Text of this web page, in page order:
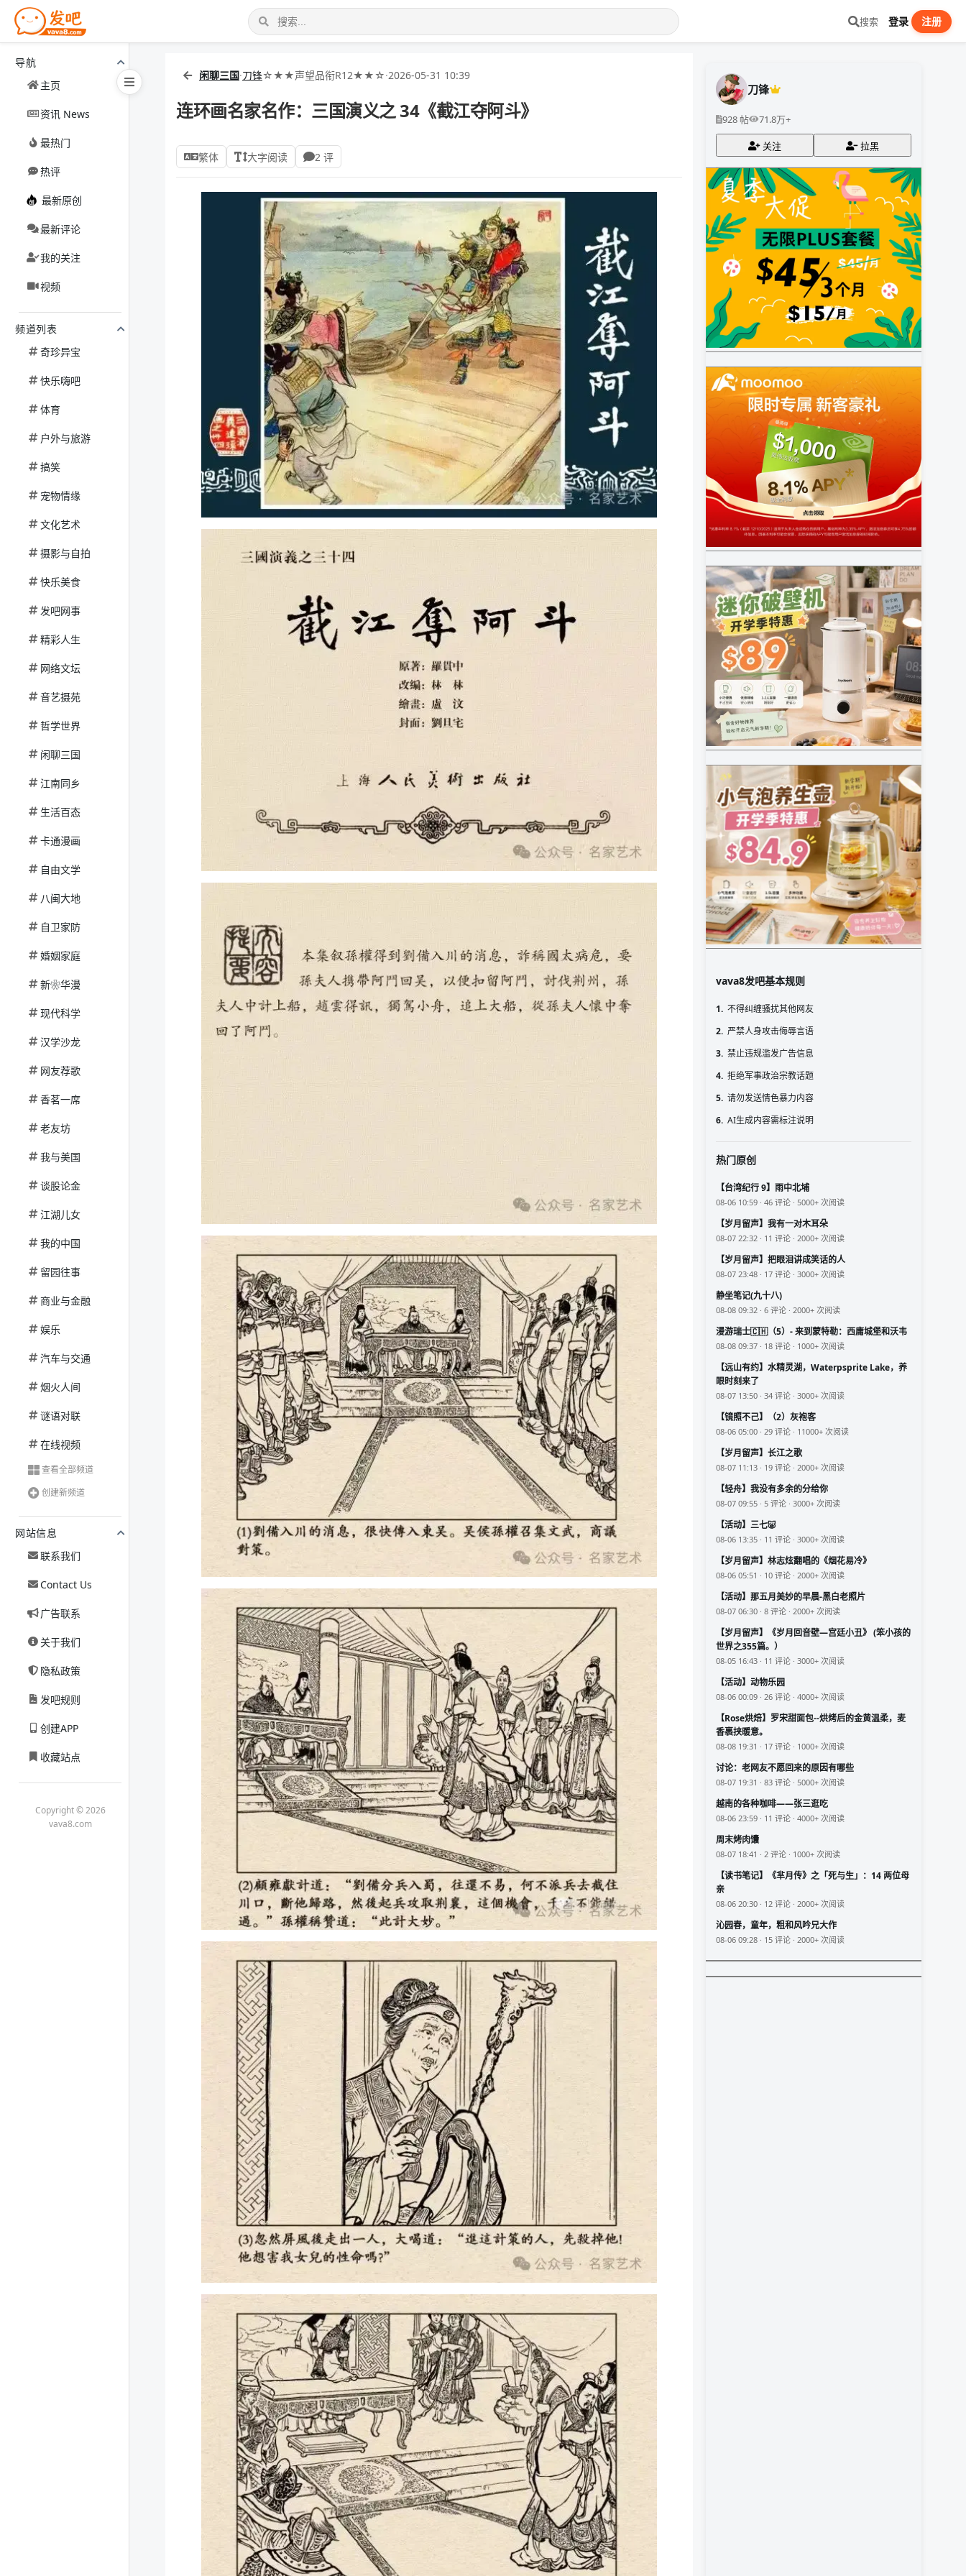
搜索 登录 注册
导航
主页
资讯 News
最热门
热评
最新原创
最新评论
我的关注
视频
频道列表
奇珍异宝
快乐嗨吧
体育
户外与旅游
搞笑
宠物情缘
文化艺术
摄影与自拍
快乐美食
发吧网事
精彩人生
网络文坛
音艺摄苑
哲学世界
闲聊三国
江南同乡
生活百态
卡通漫画
自由文学
八闽大地
自卫家防
婚姻家庭
新❀华漫
现代科学
汉学沙龙
网友荐歌
香茗一席
老友坊
我与美国
谈股论金
江湖儿女
我的中国
留园往事
商业与金融
娱乐
汽车与交通
烟火人间
谜语对联
在线视频
查看全部频道
创建新频道
网站信息
联系我们
Contact Us
广告联系
关于我们
隐私政策
发吧规则
创建APP
收藏站点
Copyright © 2026
vava8.com
闲聊三国·刀锋☆★★声望品衔R12★★☆·2026-05-31 10:39
连环画名家名作：三国演义之 34《截江夺阿斗》
繁体 大字阅读 2 评
刀锋
928 帖 71.8万+
关注 拉黑
vava8发吧基本规则
1. 不得纠缠骚扰其他网友
2. 严禁人身攻击侮辱言语
3. 禁止违规滥发广告信息
4. 拒绝军事政治宗教话题
5. 请勿发送情色暴力内容
6. AI生成内容需标注说明
热门原创
【台湾纪行 9】雨中北埔
08-06 10:59 · 46 评论 · 5000+ 次阅读
【岁月留声】我有一对木耳朵
08-07 22:32 · 11 评论 · 2000+ 次阅读
【岁月留声】把眼泪讲成笑话的人
08-07 23:48 · 17 评论 · 3000+ 次阅读
静坐笔记(九十八)
08-08 09:32 · 6 评论 · 2000+ 次阅读
漫游瑞士🇨🇭（5）- 来到蒙特勒：西庸城堡和沃韦
08-08 09:37 · 18 评论 · 1000+ 次阅读
【远山有约】水精灵湖，Waterpsprite Lake，养
眼时刻来了
08-07 13:50 · 34 评论 · 3000+ 次阅读
【镜照不己】（2）灰袍客
08-06 05:00 · 29 评论 · 11000+ 次阅读
【岁月留声】长江之歌
08-07 11:13 · 19 评论 · 2000+ 次阅读
【轻舟】我没有多余的分给你
08-07 09:55 · 5 评论 · 3000+ 次阅读
【活动】三七🐷
08-06 13:35 · 11 评论 · 3000+ 次阅读
【岁月留声】林志炫翻唱的《烟花易冷》
08-06 05:51 · 10 评论 · 2000+ 次阅读
【活动】那五月美妙的早晨-黑白老照片
08-07 06:30 · 8 评论 · 2000+ 次阅读
【岁月留声】《岁月回音壁—宫廷小丑》 (笨小孩的
世界之355篇。）
08-05 16:43 · 11 评论 · 3000+ 次阅读
【活动】动物乐园
08-06 00:09 · 26 评论 · 4000+ 次阅读
【Rose烘焙】罗宋甜面包--烘烤后的金黄温柔，麦
香裹挟暖意。
08-08 19:31 · 17 评论 · 1000+ 次阅读
讨论：老网友不愿回来的原因有哪些
08-07 19:31 · 83 评论 · 5000+ 次阅读
越南的各种咖啡——张三逛吃
08-06 23:59 · 11 评论 · 4000+ 次阅读
周末烤肉馕
08-07 18:41 · 2 评论 · 1000+ 次阅读
【读书笔记】《芈月传》之「死与生」：14 两位母
亲
08-06 20:30 · 12 评论 · 2000+ 次阅读
沁园春，童年，粗和风吟兄大作
08-06 09:28 · 15 评论 · 2000+ 次阅读